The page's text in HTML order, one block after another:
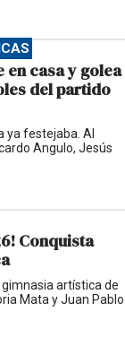
en casa y golea
del partido
ya festejaba. Al
Angulo, Jesús
Conquista
artística de
Mata y Juan Pablo